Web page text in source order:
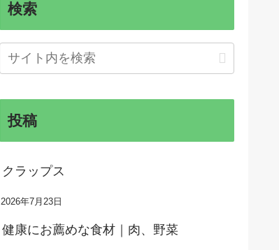
検索
投稿
クラップス
2026年7月23日
健康にお薦めな食材｜肉、野菜